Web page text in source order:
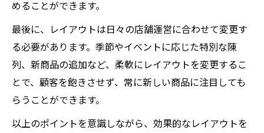
めることができます。
最後に、レイアウトは日々の店舗運営に合わせて変更す
る必要があります。季節やイベントに応じた特別な陳
列、新商品の追加など、柔軟にレイアウトを変更するこ
とで、顧客を飽きさせず、常に新しい商品に注目しても
らうことができます。
以上のポイントを意識しながら、効果的なレイアウトを